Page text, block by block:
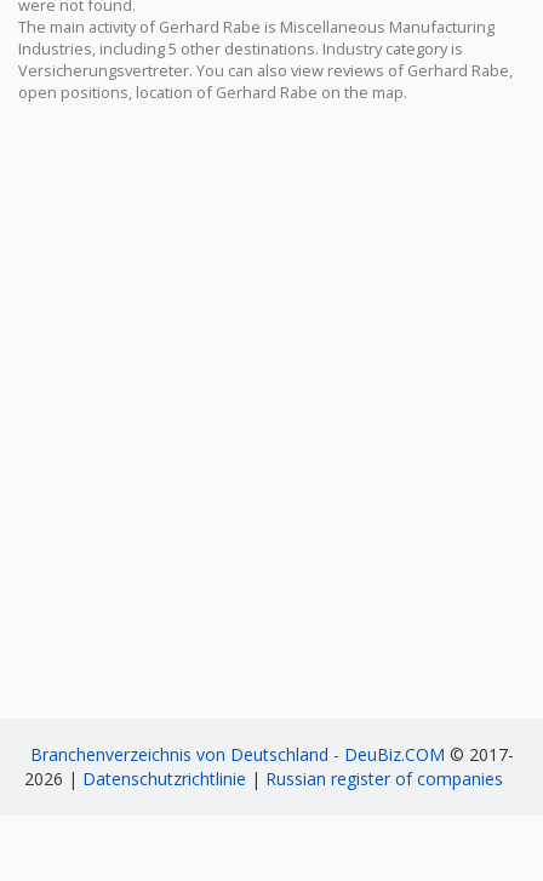
were not found.
The main activity of Gerhard Rabe is Miscellaneous Manufacturing
Industries, including 5 other destinations. Industry category is
Versicherungsvertreter. You can also view reviews of Gerhard Rabe,
open positions, location of Gerhard Rabe on the map.
Branchenverzeichnis von Deutschland - DeuBiz.COM © 2017-
2026 | Datenschutzrichtlinie | Russian register of companies